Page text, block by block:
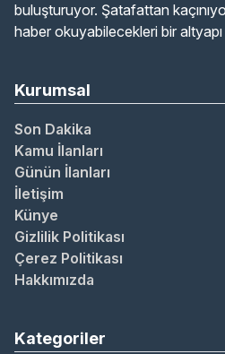
buluşturuyor. Şatafattan
haber okuyabilecekleri bir
Kurumsal
Son Dakika
Kamu İlanları
Günün İlanları
İletişim
Künye
Gizlilik Politikası
Çerez Politikası
Hakkımızda
Kategoriler